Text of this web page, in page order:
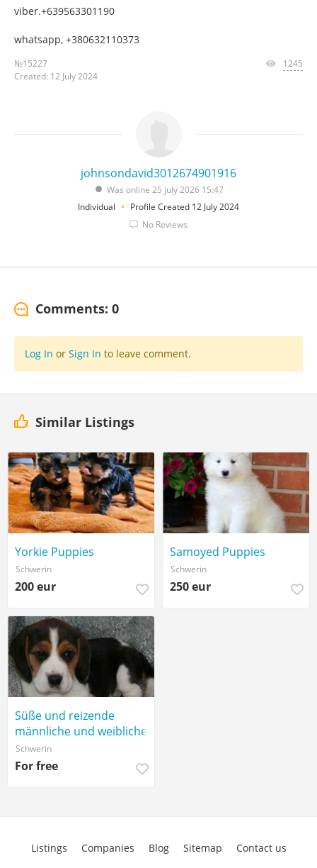
viber.+639563301190
whatsapp, +380632110373
№15227
Created: 12 July 2024
1245
johnsondavid3012674901916
Was online 25 july 2026 15:47
Individual
Profile Created 12 July 2024
No Reviews
Comments: 0
Log In or Sign In to leave comment.
Similar Listings
Yorkie Puppies
Schwerin
200 eur
Samoyed Puppies
Schwerin
250 eur
Süße und reizende
männliche und weibliche
Beagle-Welpen,
Schwerin
For free
Listings Companies Blog Sitemap Contact us